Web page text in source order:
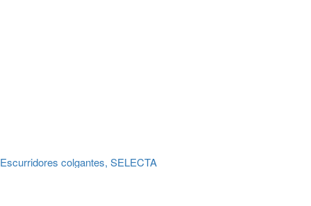
Escurridores colgantes, SELECTA